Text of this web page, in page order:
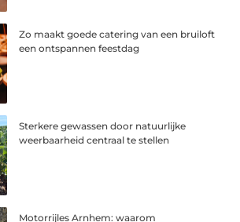
Zo maakt goede catering van een bruiloft
een ontspannen feestdag
Sterkere gewassen door natuurlijke
weerbaarheid centraal te stellen
Motorrijles Arnhem: waarom